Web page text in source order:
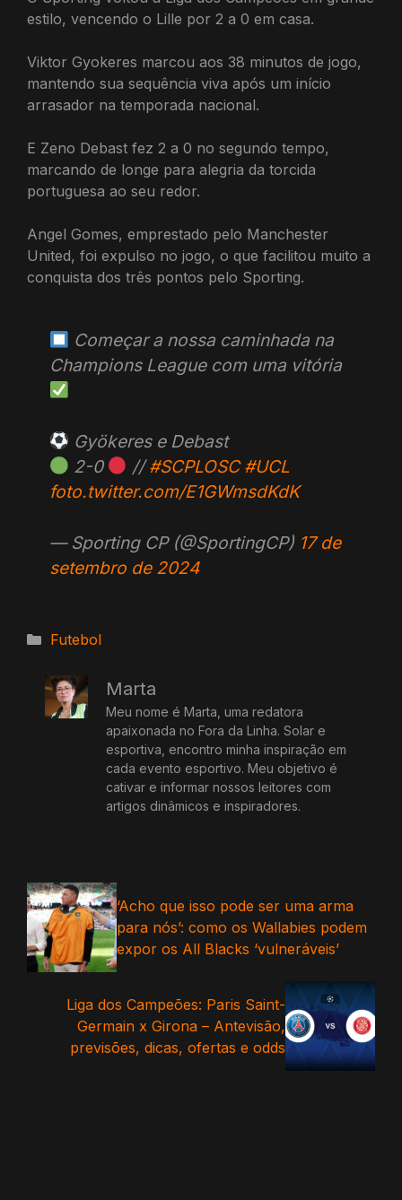
estilo, vencendo o Lille por 2 a 0 em casa.
Viktor Gyokeres marcou aos 38 minutos de jogo,
mantendo sua sequência viva após um início
arrasador na temporada nacional.
E Zeno Debast fez 2 a 0 no segundo tempo,
marcando de longe para alegria da torcida
portuguesa ao seu redor.
Angel Gomes, emprestado pelo Manchester
United, foi expulso no jogo, o que facilitou muito a
conquista dos três pontos pelo Sporting.
Começar a nossa caminhada na
Champions League com uma vitória
Gyökeres e Debast
2-0
//#SCPLOSC #UCL
foto.twitter.com/E1GWmsdKdK
— Sporting CP (@SportingCP) 17 de
setembro de 2024
Categorias
Futebol
Marta
Meu nome é Marta, uma redatora
apaixonada no Fora da Linha. Solar e
esportiva, encontro minha inspiração em
cada evento esportivo. Meu objetivo é
cativar e informar nossos leitores com
artigos dinâmicos e inspiradores.
‘Acho que isso pode ser uma arma
para nós’: como os Wallabies podem
expor os All Blacks ‘vulneráveis’
Liga dos Campeões: Paris Saint-
Germain x Girona – Antevisão,
previsões, dicas, ofertas e odds